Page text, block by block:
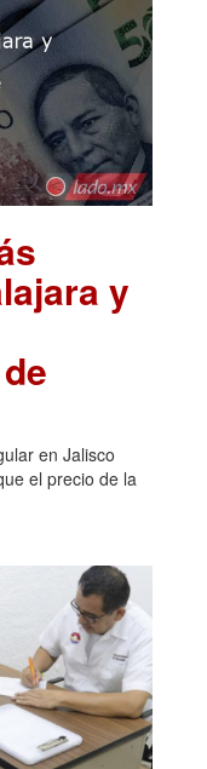
y
en Jalisco
el precio de la